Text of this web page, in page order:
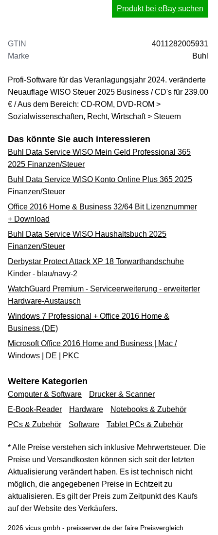
Produkt bei eBay suchen
GTIN
4011282005931
Marke
Buhl
Profi-Software für das Veranlagungsjahr 2024. veränderte
Neuauflage WISO Steuer 2025 Business / CD's für 239.00
€ / Aus dem Bereich: CD-ROM, DVD-ROM >
Sozialwissenschaften, Recht, Wirtschaft > Steuern
Das könnte Sie auch interessieren
Buhl Data Service WISO Mein Geld Professional 365
2025 Finanzen/Steuer
Buhl Data Service WISO Konto Online Plus 365 2025
Finanzen/Steuer
Office 2016 Home & Business 32/64 Bit Lizenznummer
+ Download
Buhl Data Service WISO Haushaltsbuch 2025
Finanzen/Steuer
Derbystar Protect Attack XP 18 Torwarthandschuhe
Kinder - blau/navy-2
WatchGuard Premium - Serviceerweiterung - erweiterter
Hardware-Austausch
Windows 7 Professional + Office 2016 Home &
Business (DE)
Microsoft Office 2016 Home and Business | Mac /
Windows | DE | PKC
Weitere Kategorien
Computer & Software
Drucker & Scanner
E-Book-Reader
Hardware
Notebooks & Zubehör
PCs & Zubehör
Software Tablet PCs & Zubehör
* Alle Preise verstehen sich inklusive Mehrwertsteuer. Die
Preise und Versandkosten können sich seit der letzten
Aktualisierung verändert haben. Es ist technisch nicht
möglich, die angegebenen Preise in Echtzeit zu
aktualisieren. Es gilt der Preis zum Zeitpunkt des Kaufs
auf der Website des Verkäufers.
2026 vicus gmbh - preisserver.de der faire Preisvergleich